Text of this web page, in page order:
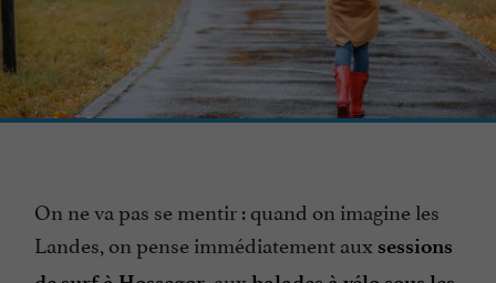
On ne va pas se mentir : quand on imagine les
Landes, on pense immédiatement aux sessions